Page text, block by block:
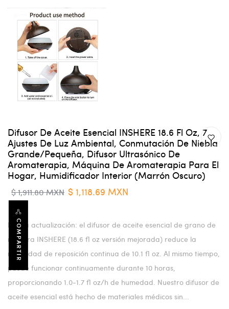
COMPARTIR
Difusor De Aceite Esencial INSHERE 18.6 Fl Oz, 7
Ajustes De Luz Ambiental, Conmutación De Niebla
Grande/pequeña, Difusor Ultrasónico De
Aromaterapia, Máquina De Aromaterapia Para El
Hogar, Humidificador Interior (marrón Oscuro)
$ 1,911.80 MXN $ 1,118.69 MXN
Nueva actualización: el difusor de aceite esencial de grano de
madera INSHERE (18.6 fl oz versión mejorada) reduce la
necesidad de reposición continua de 10.1 fl oz. Al mismo tiempo,
puede funcionar continuamente durante 10 horas,
proporcionando 1.0-1.7 fl oz/h de humedad. Nuestro difusor de
aceite esencial está hecho de materiales médicos sin...